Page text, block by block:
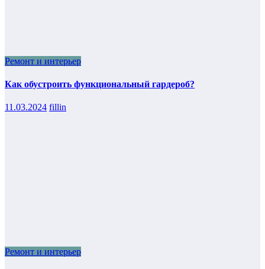
Ремонт и интерьер
Как обустроить функциональный гардероб?
11.03.2024 fillin
Ремонт и интерьер